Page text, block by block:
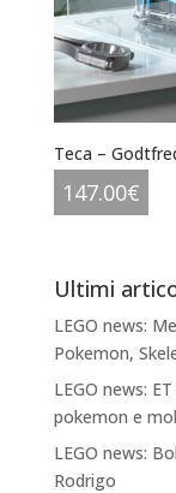
Teca –
147.00€
Ultimi
LEGO news:
Pokemon,
LEGO news:
pokemon e
LEGO news:
Rodrigo